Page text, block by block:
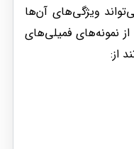
ویژگی‌های آن‌ها
نمونه‌های فمیلی‌های
از: